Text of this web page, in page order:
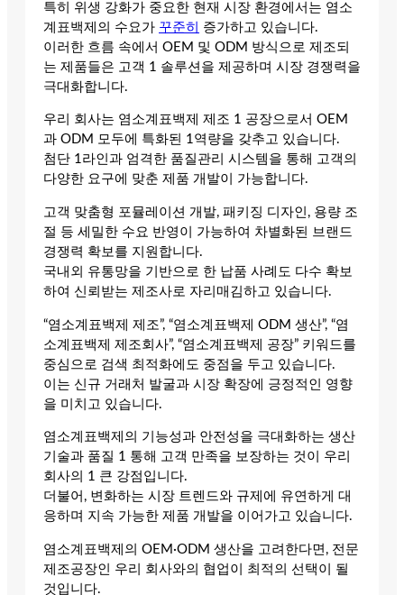
특히 위생 강화가 중요한 현재 시장 환경에서는 염소
계표백제의 수요가 꾸준히
증가하고 있습니다.
이러한 흐름 속에서 OEM 및 ODM 방식으로 제조되
는 제품들은 고객 1 솔루션을 제공하며 시장 경쟁력을
극대화합니다.
우리 회사는 염소계표백제 제조 1 공장으로서 OEM
과 ODM 모두에 특화된 1역량을 갖추고 있습니다.
첨단 1라인과 엄격한 품질관리 시스템을 통해 고객의
다양한 요구에 맞춘 제품 개발이 가능합니다.
고객 맞춤형 포뮬레이션 개발, 패키징 디자인, 용량 조
절 등 세밀한 수요 반영이 가능하여 차별화된 브랜드
경쟁력 확보를 지원합니다.
국내외 유통망을 기반으로 한 납품 사례도 다수 확보
하여 신뢰받는 제조사로 자리매김하고 있습니다.
“염소계표백제 제조”, “염소계표백제 ODM 생산”, “염
소계표백제 제조회사”, “염소계표백제 공장” 키워드를
중심으로 검색 최적화에도 중점을 두고 있습니다.
이는 신규 거래처 발굴과 시장 확장에 긍정적인 영향
을 미치고 있습니다.
염소계표백제의 기능성과 안전성을 극대화하는 생산
기술과 품질 1 통해 고객 만족을 보장하는 것이 우리
회사의 1 큰 강점입니다.
더불어, 변화하는 시장 트렌드와 규제에 유연하게 대
응하며 지속 가능한 제품 개발을 이어가고 있습니다.
염소계표백제의 OEM·ODM 생산을 고려한다면, 전문
제조공장인 우리 회사와의 협업이 최적의 선택이 될
것입니다.